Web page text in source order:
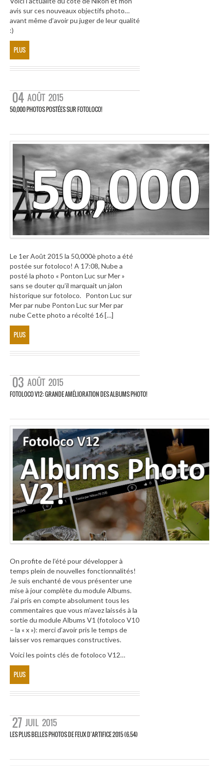
avis sur ces nouveaux objectifs photo…
avant même d’avoir pu juger de leur qualité
:)
PLUS
04 AOÛT 2015
50,000 PHOTOS POSTÉES SUR FOTOLOCO!
Le 1er Août 2015 la 50,000è photo a été
postée sur fotoloco! A 17:08, Nube a
posté la photo « Ponton Luc sur Mer »
sans se douter qu’il marquait un jalon
historique sur fotoloco. Ponton Luc sur
Mer par nube Ponton Luc sur Mer par
nube Cette photo a récolté 16 […]
PLUS
03 AOÛT 2015
FOTOLOCO V12: GRANDE AMÉLIORATION DES ALBUMS PHOTO!
On profite de l’été pour développer à
temps plein de nouvelles fonctionnalités!
Je suis enchanté de vous présenter une
mise à jour complète du module Albums.
J’ai pris en compte absolument tous les
commentaires que vous m’avez laissés à la
sortie du module Albums V1 (fotoloco V10
– la « x »): merci d’avoir pris le temps de
laisser vos remarques constructives.
Voici les points clés de fotoloco V12…
PLUS
27 JUIL 2015
LES PLUS BELLES PHOTOS DE FEUX D’ARTIFICE 2015 (6.54)